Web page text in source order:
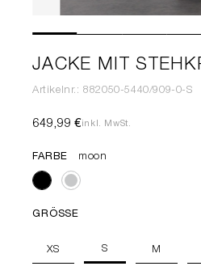
JACKE MIT
Artikelnr.: 882050-5440/909-0-S
649,99 €inkl. MwSt.
FARBE moon
GRÖSSE
XS S M